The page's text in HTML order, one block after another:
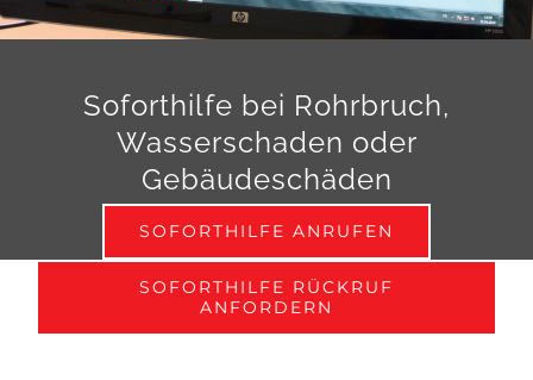
Soforthilfe bei Rohrbruch,
Wasserschaden oder
Gebäudeschäden
SOFORTHILFE ANRUFEN
SOFORTHILFE RÜCKRUF
ANFORDERN